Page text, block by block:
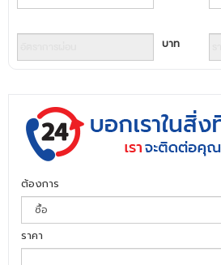
บาท
ต้องการ
ราคา